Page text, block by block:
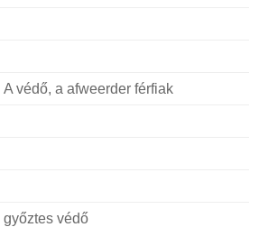
A védő, a afweerder férfiak
győztes védő